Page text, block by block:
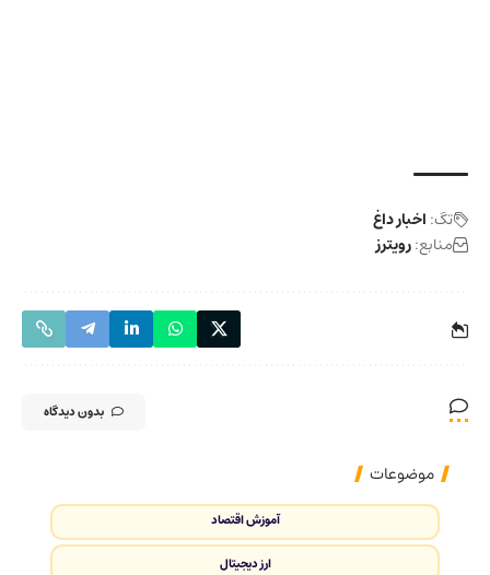
تگ: اخبار داغ
منابع:رویترز
بدون دیدگاه
موضوعات
آموزش اقتصاد
ارز دیجیتال